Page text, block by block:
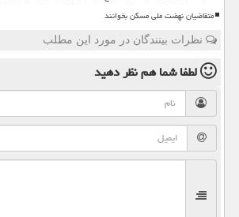
متقاضیان نهضت ملی مسکن بخوانند
نظرات بینندگان در مورد این مطلب
لطفا شما همنظر دهید